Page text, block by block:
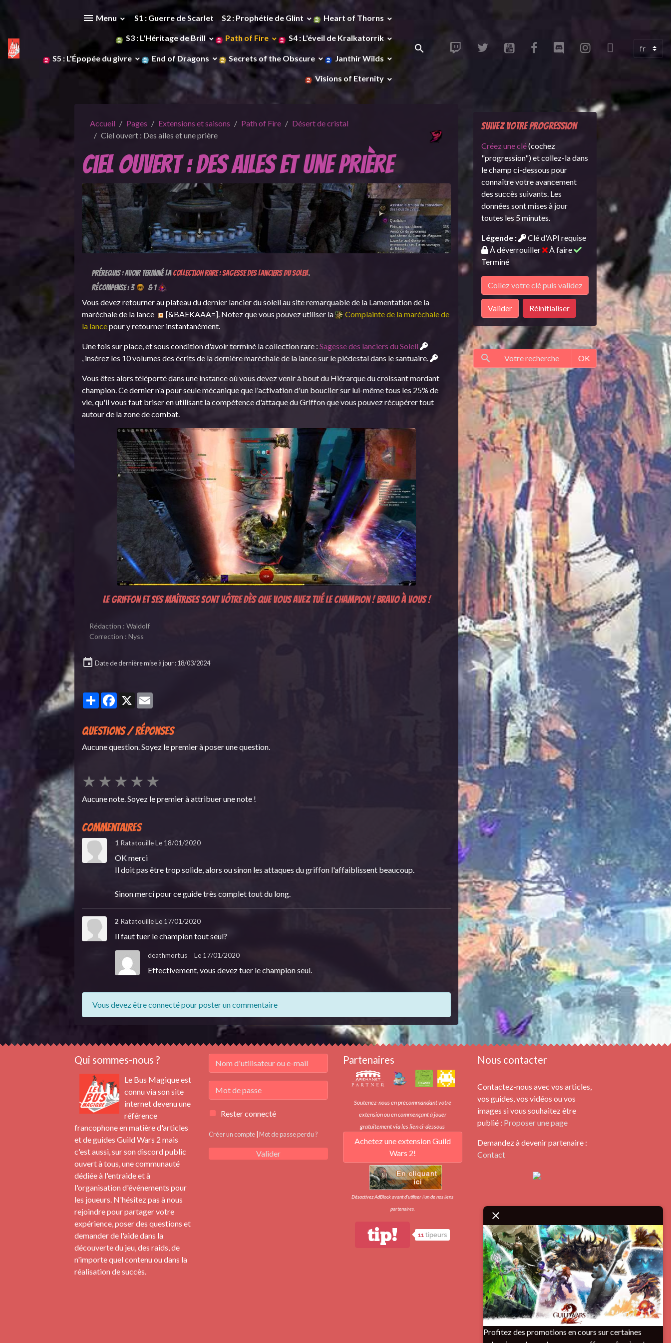
Menu S1 : Guerre de Scarlet S2 : Prophétie de Glint Heart of Thorns
S3 : L'Héritage de Brill Path of Fire S4 : L'éveil de Kralkatorrik
S5 : L'Épopée du givre End of Dragons Secrets of the Obscure Janthir Wilds
Visions of Eternity
Accueil Pages Extensions et saisons Path of Fire
Désert de cristal
Ciel ouvert : Des ailes et une prière
Ciel ouvert : Des ailes et une prière
Prérequis : Avoir terminé la collection rare : Sagesse des lanciers du Soleil.
Récompense : 3
& 1
Vous devez retourner au plateau du dernier lancier du soleil au site remarquable de la Lamentation de la
maréchale de la lance
[&BAEKAAA=]. Notez que vous pouvez utiliser la
Complainte de la maréchale de
la lancepour y retourner instantanément.
Une fois sur place, et sous condition d'avoir terminé la collection rare :Sagesse des lanciers du Soleil
, insérez les 10 volumes des écrits de la dernière maréchale de la lance sur le piédestal dans le santuaire.
Vous êtes alors téléporté dans une instance où vous devez venir à bout du Hiérarque du croissant mordant
champion. Ce dernier n'a pour seule mécanique que l'activation d'un bouclier sur lui-même tous les 25% de
vie, qu'il vous faut briser en utilisant la compétence d'attaque du Griffon que vous pouvez récupérer tout
autour de la zone de combat.
Le Griffon et sesmaîtrisessont vôtre dès que vous avez tué le champion ! Bravo à vous !
Rédaction : Waldolf
Correction : Nyss
Date de dernière mise à jour : 18/03/2024
Profitez des promotions en cours sur certaines
PartagerFacebook
X
Questions / Réponses
Aucune question. Soyez le premier à poser une question.
★ ★ ★ ★ ★
Aucune note. Soyez le premier à attribuer une note !
Commentaires
1 RatatouilleLe 18/01/2020
OK merci
Il doit pas être trop solide, alors ou sinon les attaques du griffon l'affaiblissent beaucoup.
Sinon merci pour ce guide très complet tout du long.
2 RatatouilleLe 17/01/2020
Il faut tuer le champion tout seul?
deathmortus Le 17/01/2020
Effectivement, vous devez tuer le champion seul.
Vous devez être connecté pour poster un commentaire
Suivez votre progression
Créez une clé(cochez
"progression") et collez-la dans
le champ ci-dessous pour
connaître votre avancement
des succès suivants. Les
données sont mises à jour
toutes les 5 minutes.
Légende :
Clé d'API requise
À déverrouiller
À faire
Terminé
Valider Réinitialiser
OK
Qui sommes-nous ?
Le Bus Magique est
connu via son site
internet devenu une
référence
francophone en matière d'articles
et de guides Guild Wars 2 mais
c'est aussi, sur son discord public
ouvert à tous, une communauté
dédiée à l'entraide et à
l'organisation d'événements pour
les joueurs. N'hésitez pas à nous
rejoindre pour partager votre
expérience, poser des questions et
demander de l'aide dans la
découverte du jeu, des raids, de
n'importe quel contenu ou dans la
réalisation de succès.
Rester connecté
Créer un compte Mot de passe perdu ?
Valider
Partenaires
Soutenez-nous en précommandant votre
extension ou en commençant à jouer
gratuitement via les lien ci-dessous
Achetez une extension Guild
Wars 2!
Désactivez AdBlock avant d'utiliser l'un de nos liens
partenaires.
tip! 11 tipeurs
Nous contacter
Contactez-nous avec vos articles,
vos guides, vos vidéos ou vos
images si vous souhaitez être
publié : Proposer une page
Demandez à devenir partenaire :
Contact